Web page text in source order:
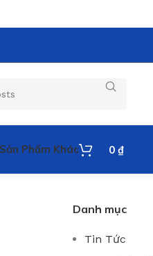
Sản Phẩm Khác 0 ₫
Danh mục
Tin Tức